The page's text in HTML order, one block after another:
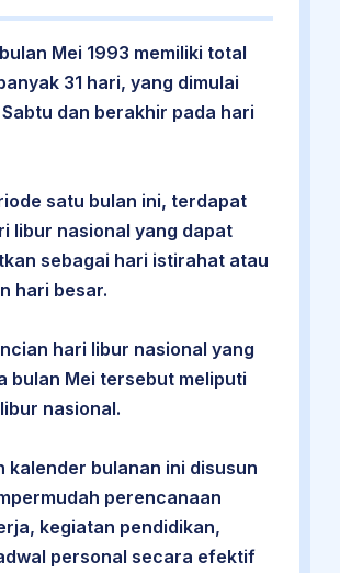
Mei 1993 memiliki total
31 hari, yang dimulai
dan berakhir pada hari
satu bulan ini, terdapat
libur nasional yang dapat
sebagai hari istirahat atau
hari besar.
hari libur nasional yang
bulan Mei tersebut meliputi
nasional.
kalender bulanan ini disusun
perencanaan
kegiatan pendidikan,
personal secara efektif